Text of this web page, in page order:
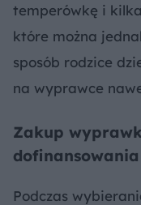
temperówkę i
które można
sposób rodzice
na wyprawce
Zakup
Podczas